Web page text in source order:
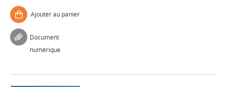
Ajouter au panier
Document
numérique